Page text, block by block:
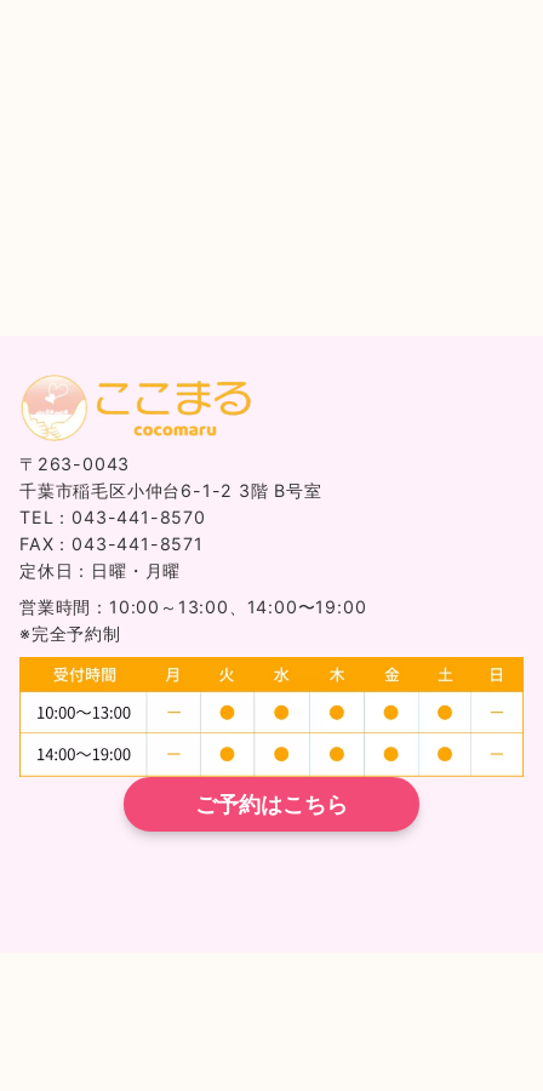
〒263-0043
千葉市稲毛区小仲台6-1-2 3階 B号室
TEL：043-441-8570
FAX：043-441-8571
定休日：日曜・月曜
営業時間：10:00～13:00、14:00〜19:00
※完全予約制
ご予約はこちら